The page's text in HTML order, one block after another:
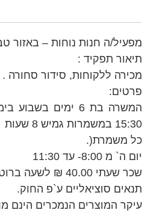
מפעיל/ה חנות נוחות – באזור
תיאור תפקיד :
מכירה ללקוחות, סידור סחורה .
פרטים:
15:30 במשמרות גמיש 8 שעות
כל משמרת(.
יום ה` מ 8:00- עד 11:30
שכר שעתי 40.00 ₪ לשעה ברוטו + החזר נסיעות .
תנאים סוציאליים ע`פ החוק.
עיקר המוצרים הנמכרים הינם